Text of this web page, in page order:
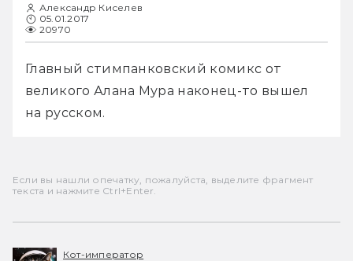
Александр Киселев
05.01.2017
20970
Главный стимпанковский комикс от
великого Алана Мура наконец-то вышел
на русском.
Если вы нашли опечатку, пожалуйста, выделите фрагмент
текста и нажмите Ctrl+Enter.
Кот-император